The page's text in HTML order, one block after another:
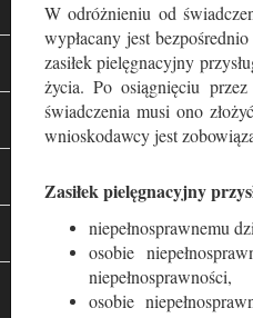
W odróżnieniu od
wypłacany jest
zasiłek pielęgnacyjny
życia. Po osiągnięciu
świadczenia musi ono
wnioskodawcy jest
Zasiłek pielęgnacyjny
niepełnosprawnemu
osobie
niepełnosprawności,
osobie